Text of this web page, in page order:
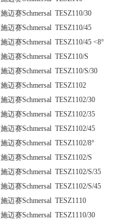
施迈赛Schmersal TESZ110/30
施迈赛Schmersal TESZ110/45
施迈赛Schmersal TESZ110/45 <8°
施迈赛Schmersal TESZ110/S
施迈赛Schmersal TESZ110/S/30
施迈赛Schmersal TESZ1102
施迈赛Schmersal TESZ1102/30
施迈赛Schmersal TESZ1102/35
施迈赛Schmersal TESZ1102/45
施迈赛Schmersal TESZ1102/8°
施迈赛Schmersal TESZ1102/S
施迈赛Schmersal TESZ1102/S/35
施迈赛Schmersal TESZ1102/S/45
施迈赛Schmersal TESZ1110
施迈赛Schmersal TESZ1110/30